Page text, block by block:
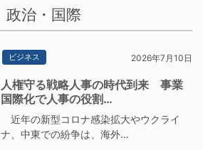
政治・国際
ビジネス 2026年7月10日
人権守る戦略人事の時代到来 事業
国際化で人事の役割…
近年の新型コロナ感染拡大やウクライ
ナ、中東での紛争は、海外…